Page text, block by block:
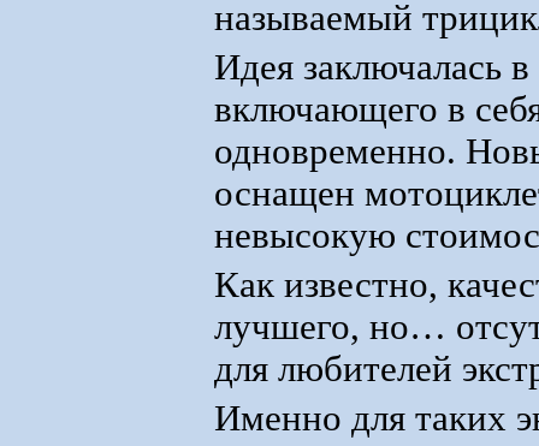
называемый
Идея заключалась
включающего в
одновременно.
оснащен
невысокую
Как известно,
лучшего, но…
для любителей
Именно для таких